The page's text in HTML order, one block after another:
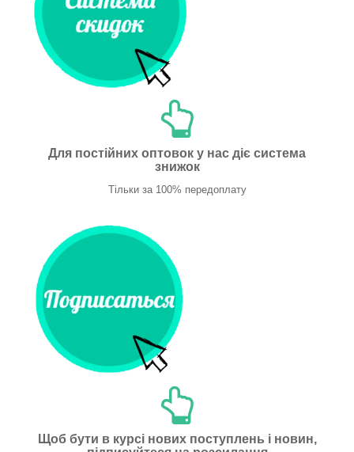
Для постійних оптовок у нас діє система
знижок
Тільки за 100% передоплату
Щоб бути в курсі нових поступлень і новин,